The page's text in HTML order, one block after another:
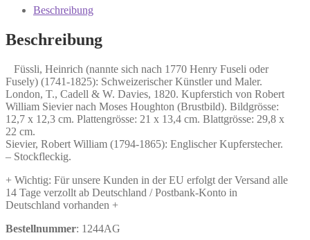
1770
Henry
oder
Fusely)
(1741-
1825):
Schweizerischer
Künstler
und
Maler.
Beschreibung
Beschreibung
Füssli, Heinrich (nannte sich nach 1770 Henry Fuseli oder
Fusely) (1741-1825): Schweizerischer Künstler und Maler.
London, T., Cadell & W. Davies, 1820. Kupferstich von Robert
William Sievier nach Moses Houghton (Brustbild). Bildgrösse:
12,7 x 12,3 cm. Plattengrösse: 21 x 13,4 cm. Blattgrösse: 29,8 x
22 cm.
Sievier, Robert William (1794-1865): Englischer Kupferstecher.
– Stockfleckig.
+ Wichtig: Für unsere Kunden in der EU erfolgt der Versand alle
14 Tage verzollt ab Deutschland / Postbank-Konto in
Deutschland vorhanden +
Bestellnummer: 1244AG